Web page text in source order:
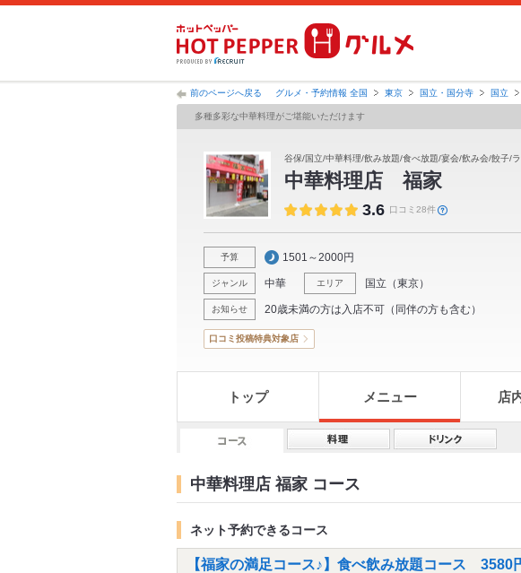
前のページへ戻る グルメ・予約情報 全国 東京 国立・国分寺 国立
多種多彩な中華料理がご堪能いただけます
谷保/国立/中華料理/飲み放題/食べ放題/宴会/飲み会/餃子/
中華料理店 福家
3.6 口コミ28件
予算 1501～2000円
ジャンル 中華 エリア 国立 （東京）
お知らせ 20歳未満の方は入店不可（同伴の方も含む）
口コミ投稿特典対象店
トップ メニュー 店
中華料理店 福家 コース
ネット予約できるコース
【福家の満足コース♪】食べ飲み放題コース 3580